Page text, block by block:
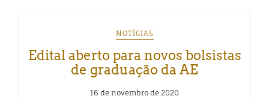
NOTÍCIAS
Edital aberto para novos bolsistas
de graduação da AE
16 de novembro de 2020